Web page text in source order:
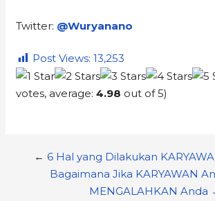
Twitter: @Wuryanano
Post Views: 13,253
votes, average:4.98 out of 5)
← 6 Hal yang Dilakukan
Bagaimana Jika KARYAWAN
MENGALAHKAN Anda